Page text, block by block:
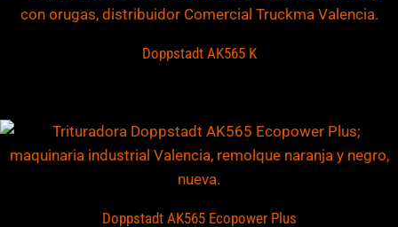
Doppstadt AK565 K
Doppstadt AK565 Ecopower Plus